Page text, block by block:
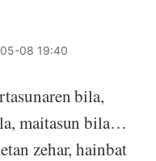
08 19:40
bila,
maitasun bila…
zehar, hainbat